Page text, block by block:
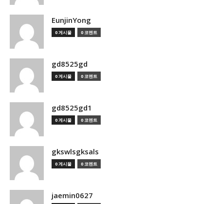
EunjinYong
0 게시물 0 코멘트
gd8525gd
0 게시물 0 코멘트
gd8525gd1
0 게시물 0 코멘트
gkswlsgksals
0 게시물 0 코멘트
jaemin0627